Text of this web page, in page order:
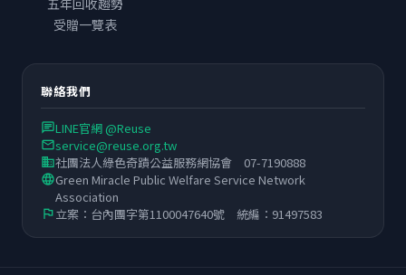
五年回收趨勢
受贈一覽表
聯絡我們
chatLINE官網 @Reuse
emailservice@reuse.org.tw
business社團法人綠色奇蹟公益服務網協會 07-7190888
languageGreen Miracle Public Welfare Service Network
Association
flag立案：台內團字第1100047640號 統編：91497583